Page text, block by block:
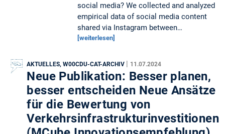
social media? We collected and analyzed
empirical data of social media content
shared via Instagram between…
[weiterlesen]
AKTUELLES, W00CDU-CAT-ARCHIV | 11.07.2024
Neue Publikation: Besser planen,
besser entscheiden Neue Ansätze
für die Bewertung von
Verkehrsinfrastrukturinvestitionen